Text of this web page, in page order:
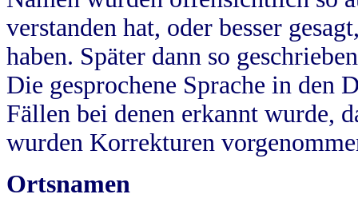
verstanden hat, oder besser
haben. Später dann so
Die gesprochene Sprache in
Fällen bei denen erkannt wurde,
wurden Korrekturen
Ortsnamen